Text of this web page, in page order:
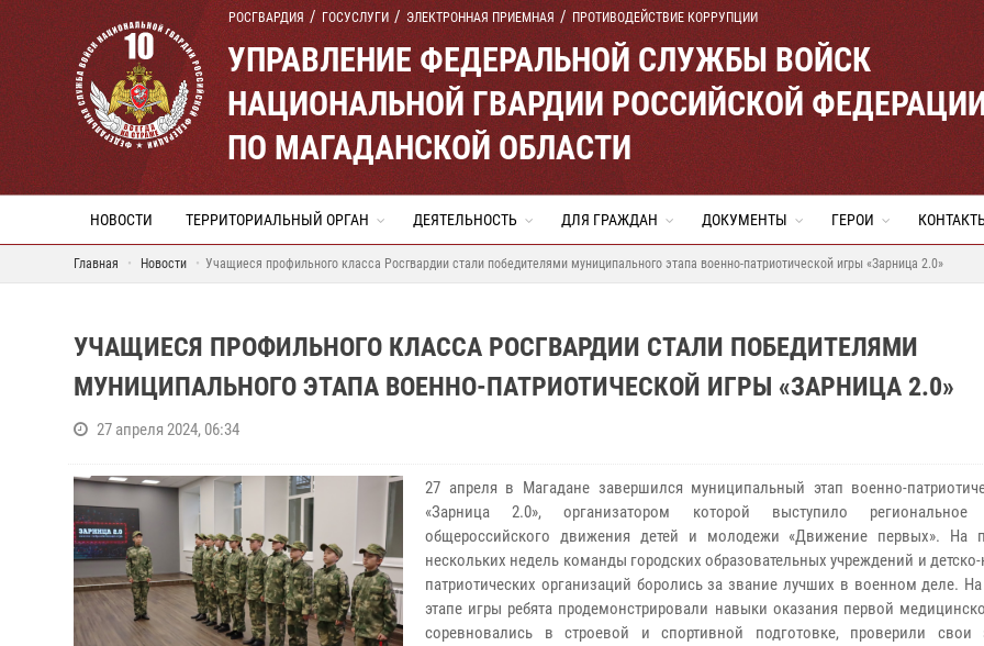
РОСГВАРДИЯ ГОСУСЛУГИ ЭЛЕКТРОННАЯ ПРИЕМНАЯ ПРОТИВОДЕЙСТВИЕ КОРРУПЦИИ
УПРАВЛЕНИЕ ФЕДЕРАЛЬНОЙ СЛУЖБЫ ВОЙСК
НАЦИОНАЛЬНОЙ ГВАРДИИ РОССИЙСКОЙ
ПО МАГАДАНСКОЙ ОБЛАСТИ
НОВОСТИ ТЕРРИТОРИАЛЬНЫЙ ОРГАН ДЕЯТЕЛЬНОСТЬ ДЛЯ ГРАЖДАН ДОКУМЕНТЫ ГЕРОИ
Главная Новости Учащиеся профильного класса Росгвардии стали победителями муниципального этапа военно-патриотической игры «Зарница 2.0»
УЧАЩИЕСЯ ПРОФИЛЬНОГО КЛАССА РОСГВАРДИИ СТАЛИ ПОБЕДИТЕЛЯМИ
МУНИЦИПАЛЬНОГО ЭТАПА ВОЕННО-ПАТРИОТИЧЕСКОЙ ИГРЫ «ЗАРНИЦА 2.0»
27 апреля 2024, 06:34
27 апреля в Магадане завершился муниципальный этап военно-
«Зарница 2.0», организатором которой выступило региональное
общероссийского движения детей и молодежи «Движение первых». На
нескольких недель команды городских образовательных учреждений и
патриотических организаций боролись за звание лучших в военном деле.
этапе игры ребята продемонстрировали навыки оказания первой
соревновались в строевой и спортивной подготовке, проверили свои